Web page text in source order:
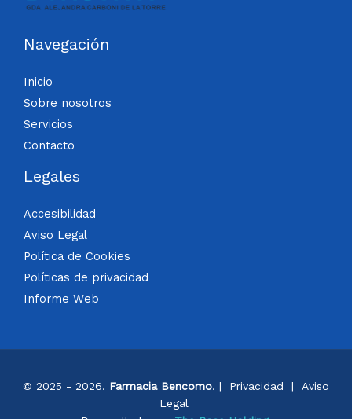
Navegación
Inicio
Sobre nosotros
Servicios
Contacto
Legales
Accesibilidad
Aviso Legal
Política de Cookies
Políticas de privacidad
Informe Web
© 2025 - 2026. Farmacia Bencomo. | Privacidad |
Aviso
Legal